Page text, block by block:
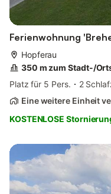
Ferienwohnung
Hopferau
350 m zum Stadt-/
Platz für 5 Pers.
2
Eine weitere Einheit
KOSTENLOSE